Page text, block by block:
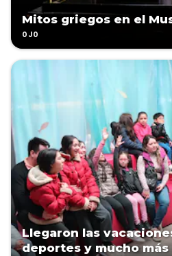
Mitos griegos en el
OJO
Llegaron las
deportes y mucho más